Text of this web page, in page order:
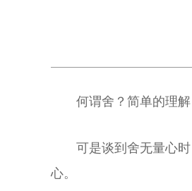
何谓舍？简单的理
可是谈到舍无量心
心。